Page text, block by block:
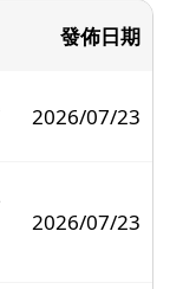
發佈日期
2026/07/23
2026/07/23